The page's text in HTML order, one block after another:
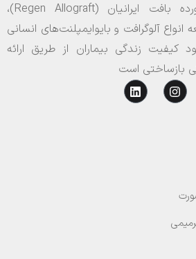
شرکت دانش‌بنیان فرآورده بافت ایرانیان (Regen Allograft)،
آلوگرافت و بایوایمپلنت‌های انسانی
کیفیت زندگی بیماران از طریق ارائه
بازساختی است